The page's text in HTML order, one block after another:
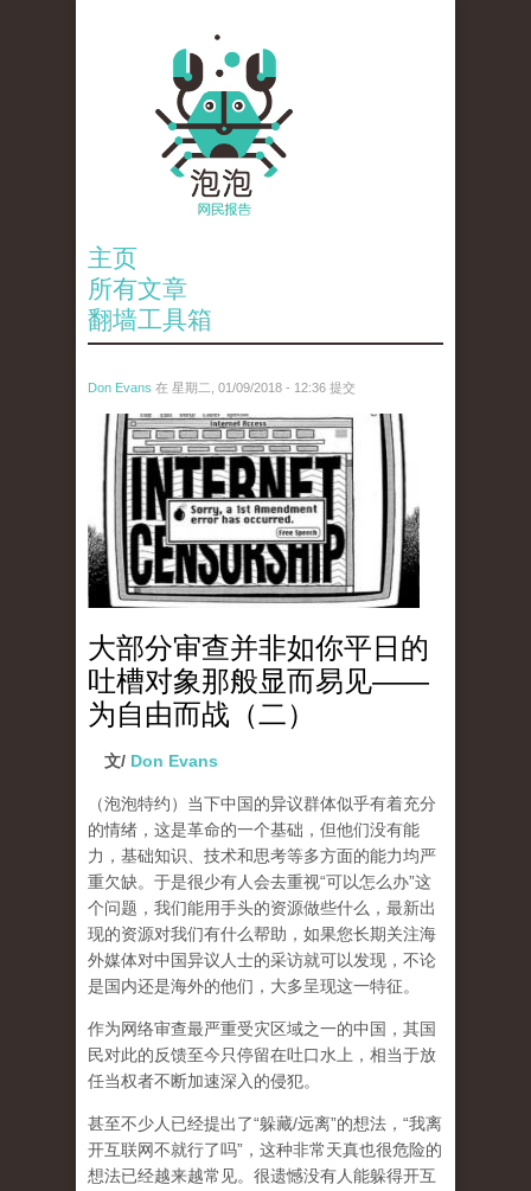
主页
所有文章
翻墙工具箱
Don Evans 在 星期二, 01/09/2018 - 12:36 提交
wechatimg866.jpeg
大部分审查并非如你平日的
吐槽对象那般显而易见——
为自由而战（二）
文/ Don Evans
（泡泡特约） 当下中国的异议群体似乎有着充分
的情绪，这是革命的一个基础，但他们没有能
力，基础知识、技术和思考等多方面的能力均严
重欠缺。于是很少有人会去重视“可以怎么办”这
个问题，我们能用手头的资源做些什么，最新出
现的资源对我们有什么帮助，如果您长期关注海
外媒体对中国异议人士的采访就可以发现，不论
是国内还是海外的他们，大多呈现这一特征。
作为网络审查最严重受灾区域之一的中国，其国
民对此的反馈至今只停留在吐口水上，相当于放
任当权者不断加速深入的侵犯。
甚至不少人已经提出了“躲藏/远离”的想法，“我离
开互联网不就行了吗”，这种非常天真也很危险的
想法已经越来越常见。很遗憾没有人能躲得开互